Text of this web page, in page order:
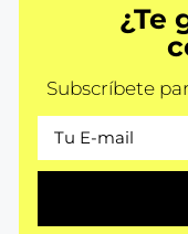
¿Te
Subscríbete